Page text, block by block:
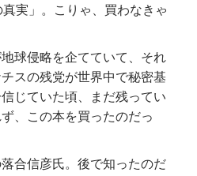
実」。こりゃ、買わなきゃ
球侵略を企てていて、それ
スの残党が世界中で秘密基
じていた頃、まだ残ってい
、この本を買ったのだっ
合信彦氏。後で知ったのだ